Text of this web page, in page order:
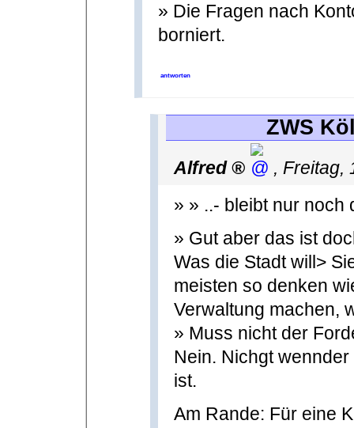
» Die Fragen nach
borniert.
antworten
ZWS
Alfred , Freitag,
» » ..- bleibt nur noch
» Gut aber das ist
Was die Stadt will>
meisten so denken
Verwaltung machen,
» Muss nicht der
Nein. Nichgt
ist.
Am Rande: Für eine